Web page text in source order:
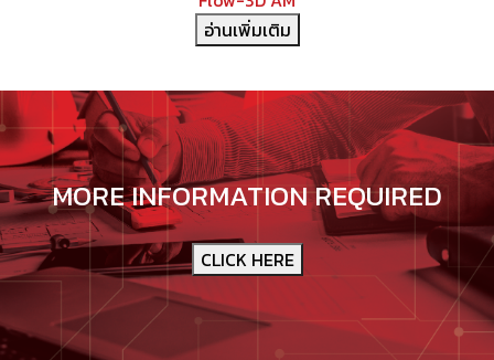
อ่านเพิ่มเติม
MORE INFORMATION REQUIRED
CLICK HERE